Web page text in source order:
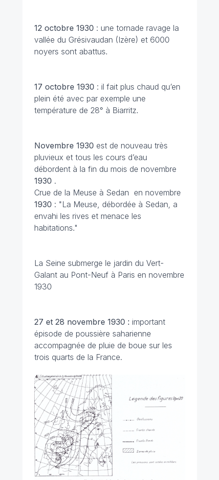
12 octobre 1930 : une tornade ravage la
vallée du Grésivaudan (Izère) et 6000
noyers sont abattus.
17 octobre 1930 : il fait plus chaud qu’en
plein été avec par exemple une
température de 28° à Biarritz.
Novembre 1930 est de nouveau très
pluvieux et tous les cours d’eau
débordent à la fin du mois de novembre
1930 .
Crue de la Meuse à Sedan en novembre
1930 : "La Meuse, débordée à Sedan, a
envahi les rives et menace les
habitations."
La Seine submerge le jardin du Vert-
Galant au Pont-Neuf à Paris en novembre
1930
27 et 28 novembre 1930 : important
épisode de poussière saharienne
accompagnée de pluie de boue sur les
trois quarts de la France.